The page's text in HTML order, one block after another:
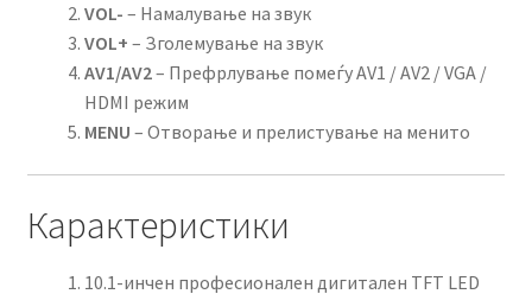
VOL- – Намалување на звук
VOL+ – Зголемување на звук
AV1/AV2– Префрлување помеѓу AV1 / AV2 / VGA /
HDMI режим
MENU – Отворање и прелистување на менито
Карактеристики
10.1-инчен професионален дигитален TFT LED